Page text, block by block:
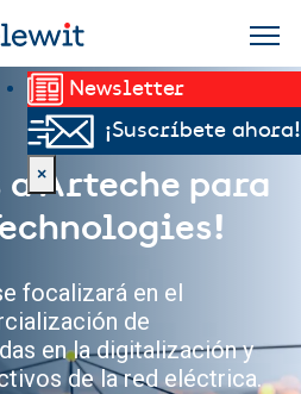
a Arteche para
focalizará en el
de
en la digitalización y
de la red eléctrica.
Newsletter
¡Suscríbete ahora!
×